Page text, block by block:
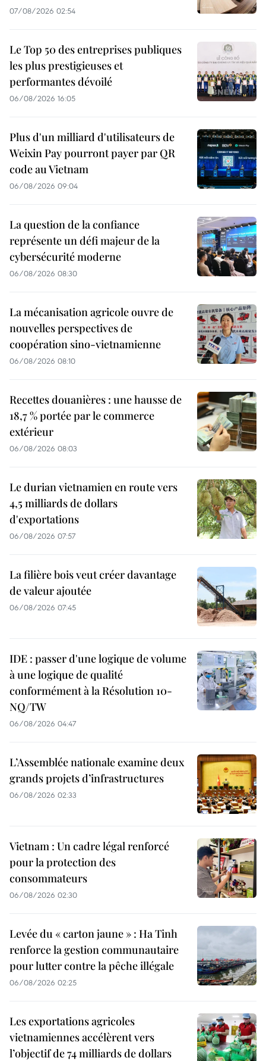
07/08/2026 02:54
Le Top 50 des entreprises publiques
les plus prestigieuses et
performantes dévoilé
06/08/2026 16:05
Plus d'un milliard d'utilisateurs de
Weixin Pay pourront payer par QR
code au Vietnam
06/08/2026 09:04
La question de la confiance
représente un défi majeur de la
cybersécurité moderne
06/08/2026 08:30
La mécanisation agricole ouvre de
nouvelles perspectives de
coopération sino-vietnamienne
06/08/2026 08:10
Recettes douanières : une hausse de
18,7 % portée par le commerce
extérieur
06/08/2026 08:03
Le durian vietnamien en route vers
4,5 milliards de dollars
d'exportations
06/08/2026 07:57
La filière bois veut créer davantage
de valeur ajoutée
06/08/2026 07:45
IDE : passer d'une logique de volume
à une logique de qualité
conformément à la Résolution 10-
NQ/TW
06/08/2026 04:47
L’Assemblée nationale examine deux
grands projets d’infrastructures
06/08/2026 02:33
Vietnam : Un cadre légal renforcé
pour la protection des
consommateurs
06/08/2026 02:30
Levée du « carton jaune » : Ha Tinh
renforce la gestion communautaire
pour lutter contre la pêche illégale
06/08/2026 02:25
Les exportations agricoles
vietnamiennes accélèrent vers
l’objectif de 74 milliards de dollars